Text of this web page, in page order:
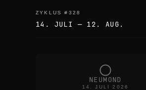
ZYKLUS # 328
14. JULI — 12. AUG.
NEUMOND
14. JULI 2026